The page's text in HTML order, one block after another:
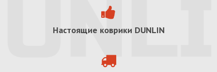
Настоящие коврики DUNLIN